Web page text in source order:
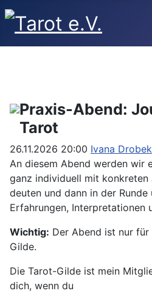
Praxis-Abend:
Tarot
26.11.2026 20:00 Ivana Drobek
An diesem Abend werden wir
ganz individuell mit konkreten
deuten und dann in der Runde
Erfahrungen, Interpretationen
Wichtig: Der Abend ist nur
Gilde.
Die Tarot-Gilde ist mein
dich, wenn du